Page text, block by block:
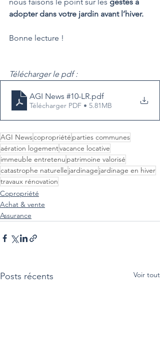
adopter dans votre jardin avant l’hiver.
Bonne lecture !
Télécharger le pdf :
AGI News #10-LR.pdf
Télécharger PDF • 5.81MB
AGI Newscopropriété parties communes
aération logementvacance locative
immeuble entretenu patrimoine valorisé
catastrophe naturelle jardinage jardinage en hiver
travaux rénovation
Copropriété
Achat & vente
Assurance
Posts récents Voir tout